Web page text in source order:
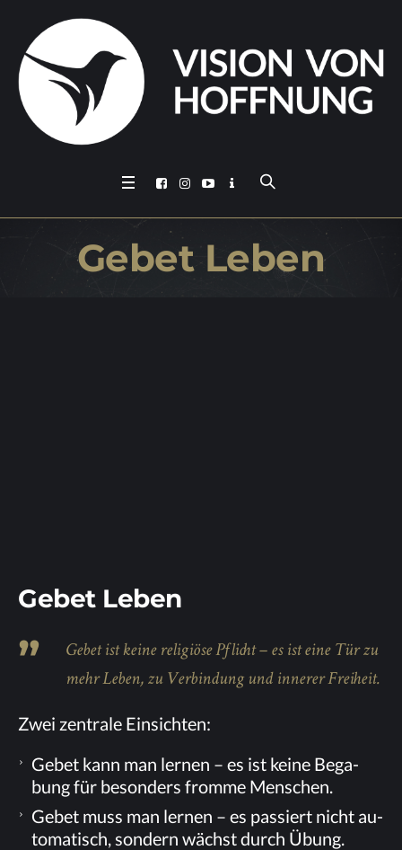
Ge­bet Leben
Ge­bet Leben
Ge­bet ist kei­ne re­li­giö­se Pflicht – es ist eine Tür zu
mehr Le­ben, zu Ver­bin­dung und in­ne­rer Freiheit.
Zwei zen­tra­le Einsichten:
Ge­bet kann man ler­nen – es ist kei­ne Be­ga­
bung für be­son­ders from­me Menschen.
Ge­bet muss man ler­nen – es pas­siert nicht au­
to­ma­tisch, son­dern wächst durch Übung.